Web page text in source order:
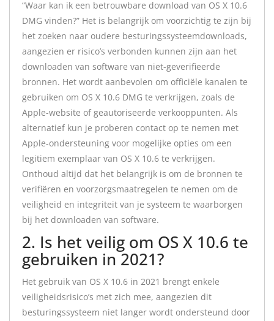
“Waar kan ik een betrouwbare download van OS X 10.6
DMG vinden?” Het is belangrijk om voorzichtig te zijn bij
het zoeken naar oudere besturingssysteemdownloads,
aangezien er risico’s verbonden kunnen zijn aan het
downloaden van software van niet-geverifieerde
bronnen. Het wordt aanbevolen om officiële kanalen te
gebruiken om OS X 10.6 DMG te verkrijgen, zoals de
Apple-website of geautoriseerde verkooppunten. Als
alternatief kun je proberen contact op te nemen met
Apple-ondersteuning voor mogelijke opties om een
legitiem exemplaar van OS X 10.6 te verkrijgen.
Onthoud altijd dat het belangrijk is om de bronnen te
verifiëren en voorzorgsmaatregelen te nemen om de
veiligheid en integriteit van je systeem te waarborgen
bij het downloaden van software.
2. Is het veilig om OS X 10.6 te
gebruiken in 2021?
Het gebruik van OS X 10.6 in 2021 brengt enkele
veiligheidsrisico’s met zich mee, aangezien dit
besturingssysteem niet langer wordt ondersteund door